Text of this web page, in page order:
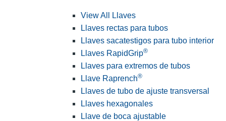
View All Llaves
Llaves rectas para tubos
Llaves sacatestigos para tubo interior
Llaves RapidGrip®
Llaves para extremos de tubos
Llave Raprench®
Llaves de tubo de ajuste transversal
Llaves hexagonales
Llave de boca ajustable